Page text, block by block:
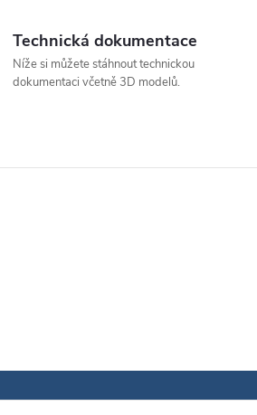
Technická dokumentace
Níže si můžete stáhnout technickou
dokumentaci včetně 3D modelů.